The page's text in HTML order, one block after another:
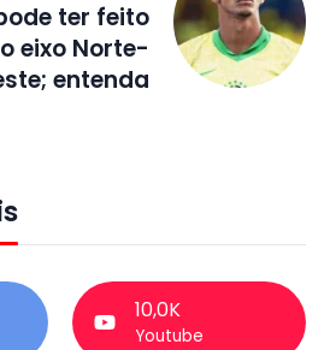
ter feito
eixo Norte-
entenda
10,0K
Youtube